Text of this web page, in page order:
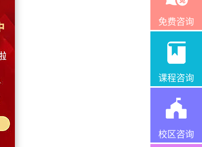
免费咨询
课程咨询
校区咨询